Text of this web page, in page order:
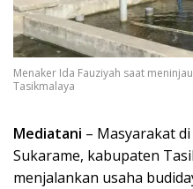
Menaker Ida Fauziyah saat
Tasikmalaya
Mediatani – Masyarakat
Sukarame, kabupaten
menjalankan usaha